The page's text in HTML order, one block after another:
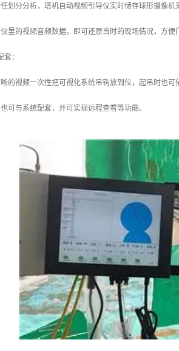
划分分析，塔机自动视频引导仪实时储存球形摄像
里的视频音频数据，即可还原当时的现场情况，方便
：
的视频一次性把可视化系统吊钩放到位，起吊时也
可与系统配套，并可实现远程查看等功能。